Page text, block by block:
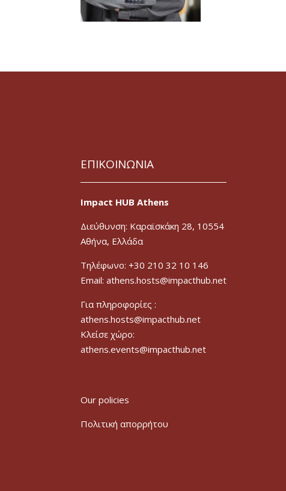
ΕΠΙΚΟΙΝΩΝΙΑ
Impact HUB Athens
Διεύθυνση: Καραϊσκάκη 28, 10554
Αθήνα, Ελλάδα
Τηλέφωνο: +30 210 32 10 146
Email: athens.hosts@impacthub.net
Για πληροφορίες :
athens.hosts@impacthub.net
Κλείσε χώρο:
athens.events@impacthub.net
Our policies
Πολιτική απορρήτου